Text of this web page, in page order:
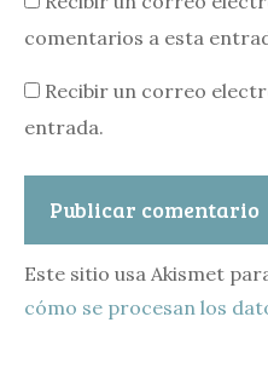
comentarios a esta
Recibir un correo
entrada.
Este sitio usa Akismet
cómo se procesan los